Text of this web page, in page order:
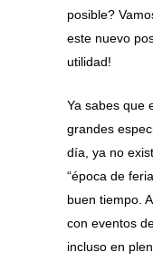
posible?
este nuevo
utilidad!
Ya sabes que
grandes
día, ya no
“época de
buen tiempo.
con eventos
incluso en